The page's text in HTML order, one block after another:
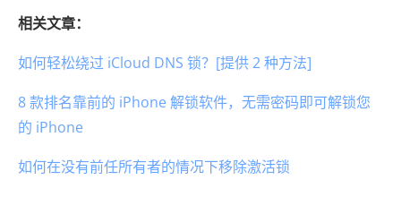
相关文章：
如何轻松绕过 iCloud DNS 锁？[提供 2 种方法]
8 款排名靠前的 iPhone 解锁软件，无需密码即可解锁您
的 iPhone
如何在没有前任所有者的情况下移除激活锁